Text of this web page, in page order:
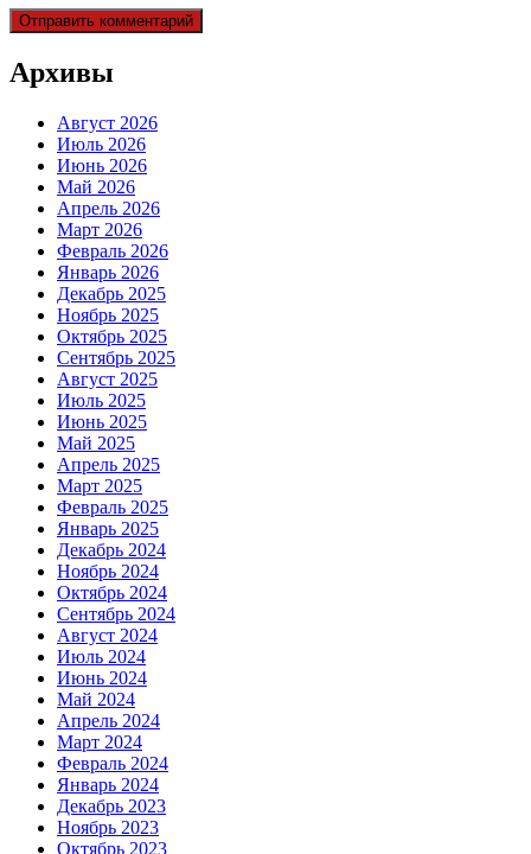
Архивы
Август 2026
Июль 2026
Июнь 2026
Май 2026
Апрель 2026
Март 2026
Февраль 2026
Январь 2026
Декабрь 2025
Ноябрь 2025
Октябрь 2025
Сентябрь 2025
Август 2025
Июль 2025
Июнь 2025
Май 2025
Апрель 2025
Март 2025
Февраль 2025
Январь 2025
Декабрь 2024
Ноябрь 2024
Октябрь 2024
Сентябрь 2024
Август 2024
Июль 2024
Июнь 2024
Май 2024
Апрель 2024
Март 2024
Февраль 2024
Январь 2024
Декабрь 2023
Ноябрь 2023
Октябрь 2023